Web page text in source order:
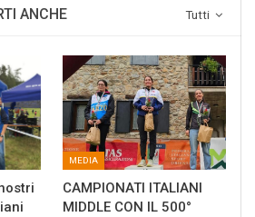
Tutti
ANCHE
MEDIA
CAMPIONATI ITALIANI
MIDDLE CON IL 500°